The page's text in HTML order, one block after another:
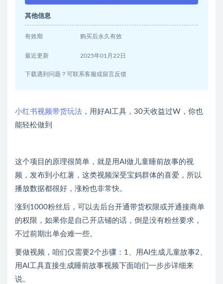
其他信息
有效期 购买后永久有效
最近更新 2025年01月22日
下载遇到问题？可联系客服或留言反馈
小红书视频带货玩法 ，用好AI工具，30天收益过W，你也
能轻松做到
这个项目的原理很简单，就是用AI做儿童睡前故事的视
频，发布到小红薯，这类视频深受宝妈群体的喜爱，所以
播放数据都很好，涨粉也非常快。
涨到1000粉丝后，可以去后台开通带货权限或开通接商单
的权限，如果你是自己开店铺的话，倒是没有粉丝要求，
不过前期出单会难一些。
要做视频，咱们仅需要2个步骤：1、用AI生成儿童故事2、
用AI工具直接生成睡前故事视频下面咱们一步步详细来
说。